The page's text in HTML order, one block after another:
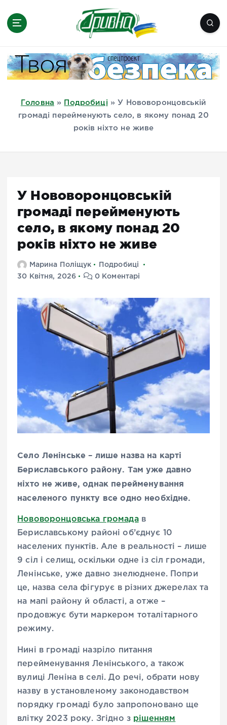
Миколаїв, Одеса, Мелітополь
Головна » Подробиці » У Нововоронцовській
громаді перейменують село, в якому понад 20
років ніхто не живе
У Нововоронцовській
громаді перейменують
село, в якому понад 20
років ніхто не живе
Марина Поліщук
Подробиці
30 Квітня, 2026
0 Коментарі
Село Ленінське – лише назва на карті
Бериславського району. Там уже давно
ніхто не живе, однак перейменування
населеного пункту все одно необхідне.
Нововоронцовська громадав
Бериславському районі об’єднує 10
населених пунктів. Але в реальності – лише
9 сіл і селищ, оскільки одне із сіл громади,
Ленінське, уже давно знелюднене. Попри
це, назва села фігурує в різних джерелах та
на мапі району й області, а отже –
продовжує бути маркером тоталітарного
режиму.
Нині в громаді назріло питання
перейменування Ленінського, а також
вулиці Леніна в селі. До речі, обрати нову
назву в установленому законодавством
порядку громаді було запропоновано ще
влітку 2023 року. Згідно з рішенням